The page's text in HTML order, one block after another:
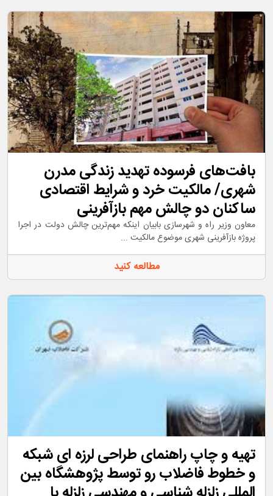
بافت‌های فرسوده تهدید زندگی مدرن
شهری/ مالکیت خرد و شرایط اقتصادی
ساکنان دو چالش مهم بازآفرینی
معاون وزیر راه و شهرسازی بابیان اینکه مهم‌ترین چالش دولت در اجرا
پروژه بازآفرینی شهری موضوع مالکیت ...
مطالعه کنید
تهیه و چاپ راهنمای طراحی لرزه ای شبکه
و خطوط فاضلاب رو توسط پژوهشگاه بین